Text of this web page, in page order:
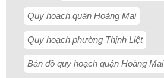
Quy hoạch quận Hoàng Mai
Quy hoạch phường Thịnh Liệt
Bản đồ quy hoạch quận Hoàng Mai